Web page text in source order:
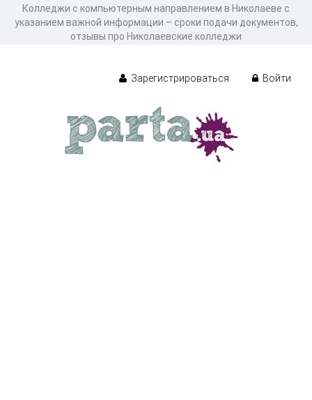
Колледжи с компьютерным направлением в Николаеве с
указанием важной информации – сроки подачи документов,
отзывы про Николаевские колледжи
Зарегистрироваться Войти